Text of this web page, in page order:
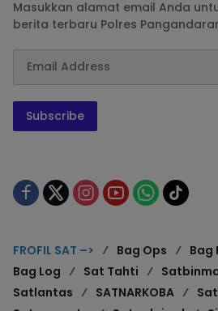
Masukkan alamat email Anda
berita terbaru Polres
Subscribe
FROFIL SAT –> Bag Ops Bag
Bag Log
Sat Tahti
Satlantas
SATNARKOBA